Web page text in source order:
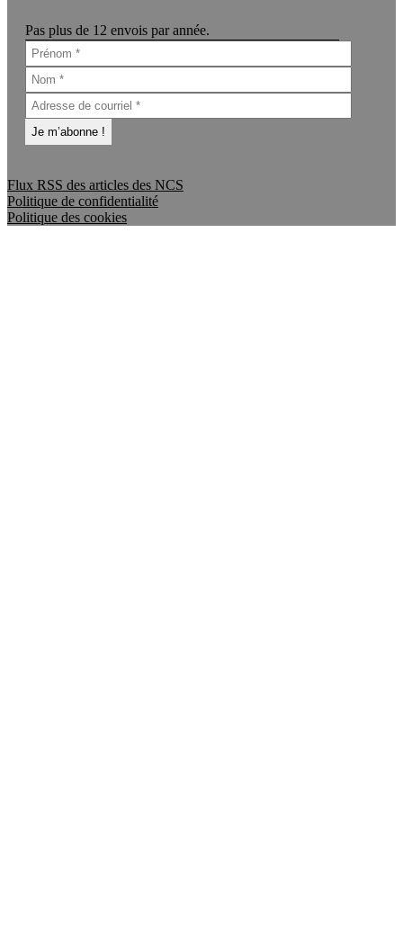
Pas plus de 12 envois par année.
Flux RSS des articles des NCS
Politique de confidentialité
Politique des cookies